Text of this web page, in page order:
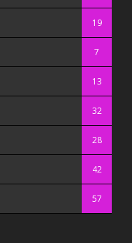
19
7
13
32
28
42
57